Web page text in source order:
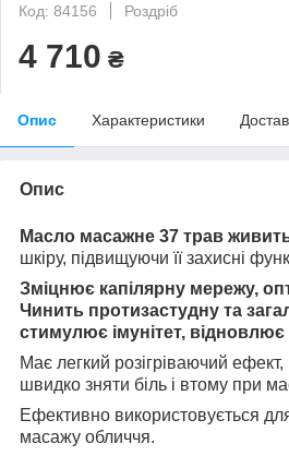
Код: 84156
Роздріб
4 710 ₴
Опис Характеристики
Опис
Масло масажне 37 трав
шкіру, підвищуючи її захисні
Зміцнює капілярну мережу,
Чинить протизастудну та
стимулює імунітет,
Має легкий розігріваючий
швидко зняти біль і втому при
Ефективно використовується
масажу обличчя.